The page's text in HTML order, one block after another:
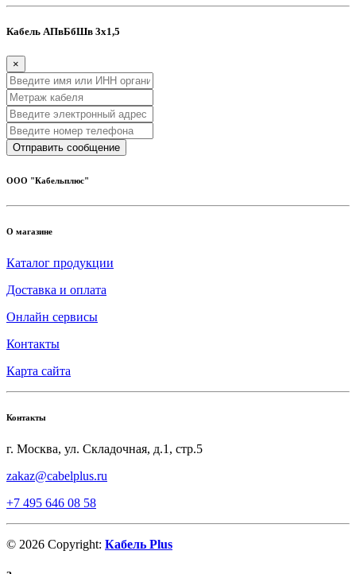
Кабель АПвБбШв 3x1,5
×
ООО "Кабельплюс"
О магазине
Каталог продукции
Доставка и оплата
Онлайн сервисы
Контакты
Карта сайта
Контакты
г. Москва, ул. Складочная, д.1, стр.5
zakaz@cabelplus.ru
+7 495 646 08 58
© 2026 Copyright: Кабель Plus